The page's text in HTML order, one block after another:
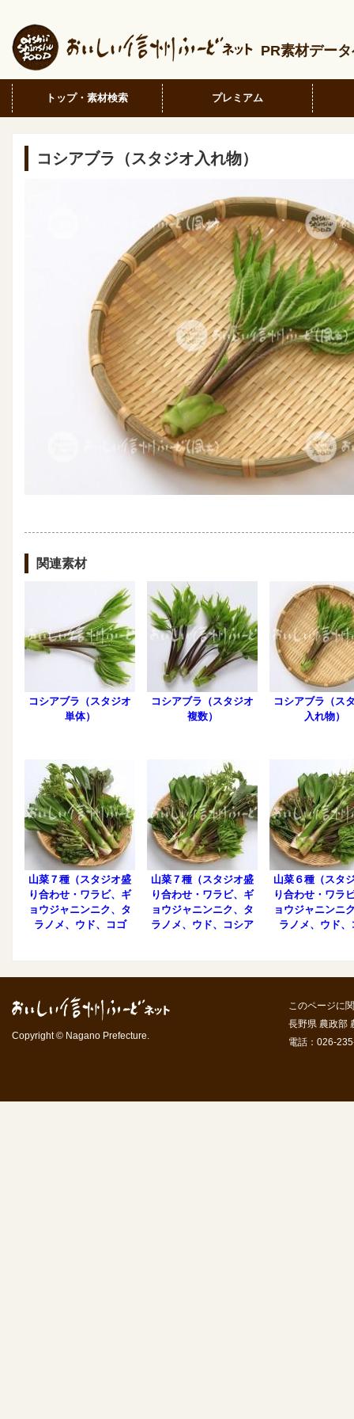
PR素材デー
トップ・素材検索 プレミアム
コシアブラ（スタジオ入れ物）
関連素材
コシアブラ（スタジオ
単体）
コシアブラ（スタジオ
複数）
コシアブラ（ス
入れ物）
山菜７種（スタジオ盛
り合わせ・ワラビ、ギ
ョウジャニンニク、タ
ラノメ、ウド、コゴ
山菜７種（スタジオ盛
り合わせ・ワラビ、ギ
ョウジャニンニク、タ
ラノメ、ウド、コシア
山菜６種（スタ
り合わせ・ワラ
ョウジャニンニ
ラノメ、ウド、
Copyright © Nagano Prefecture.
このページに
長野県 農政部
電話：026-